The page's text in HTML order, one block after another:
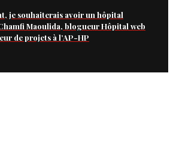
je souhaiterais avoir un hôpital
Maoulida, blogueur Hôpital web
de projets à l’AP-HP